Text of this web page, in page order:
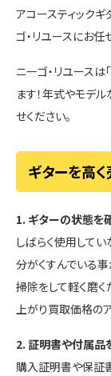
アコースティックギ
ゴ・リユースにお任
ニーゴ・リユースは
ます！年式やモデ
せください。
ギターを高
1. ギターの状態を
しばらく使用して
分がくすんでいる事
掃除をして軽く磨
上がり買取価格の
2. 証明書や付属品
購入証明書や保証